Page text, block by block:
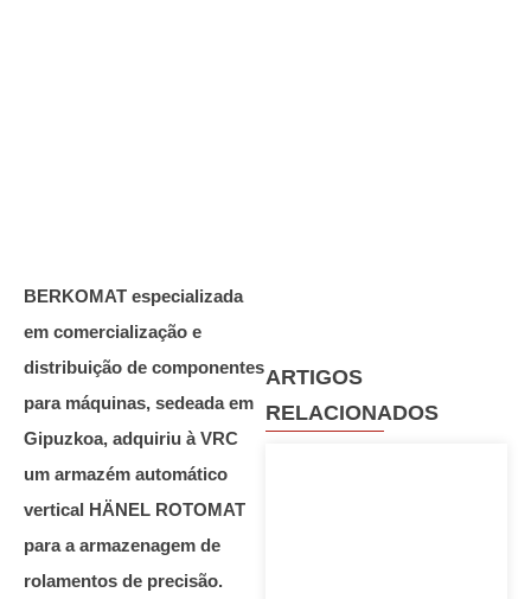
BERKOMAT especializada
em comercialização e
distribuição de componentes
para máquinas, sedeada em
Gipuzkoa, adquiriu à VRC
um armazém automático
vertical HÄNEL ROTOMAT
para a armazenagem de
rolamentos de precisão.
ARTIGOS
RELACIONADOS